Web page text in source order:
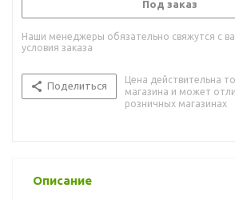
Под заказ
Наши менеджеры обязательно свяжутся с
условия заказа
Поделиться
Цена действительна
магазина и может
розничных магазинах
Описание